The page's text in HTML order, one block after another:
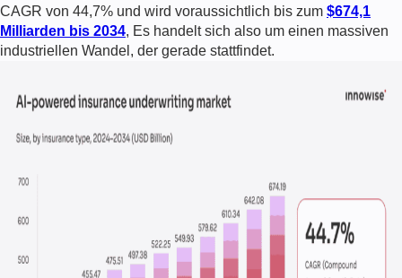
CAGR von 44,7% und wird voraussichtlich bis zum $674,1
Milliarden bis 2034, Es handelt sich also um einen massiven
industriellen Wandel, der gerade stattfindet.